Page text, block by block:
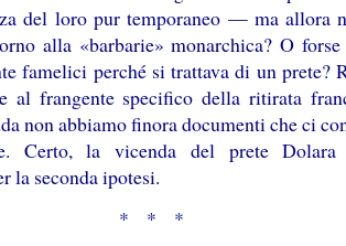
del loro pur temporaneo — ma allora
alla «barbarie» monarchica? O forse
famelici perché si trattava di un prete?
al frangente specifico della ritirata
non abbiamo finora documenti che ci
Certo, la vicenda del prete Dolara
la seconda ipotesi.
* * *